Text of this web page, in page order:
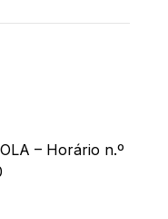
– Horário n.º